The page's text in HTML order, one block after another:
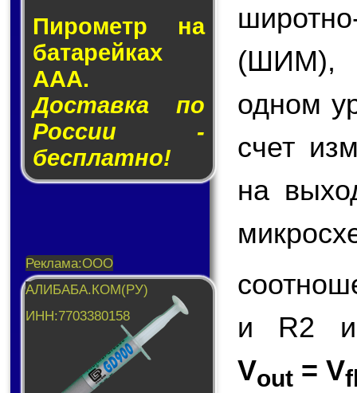
Пирометр на
ба­та­рей­ках
AAA.
Доставка по
России -
бесплатно!
(ШИМ),
одном
счет
на
и R2 и
Vout = V